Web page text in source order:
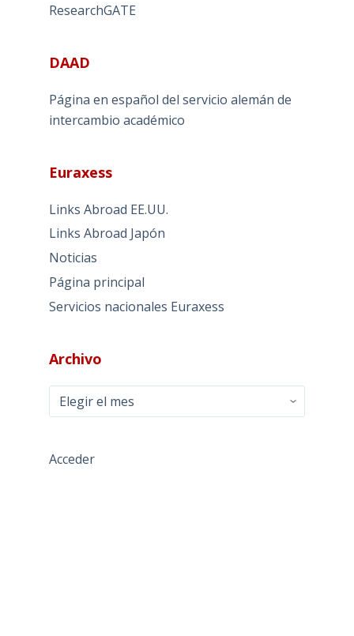
ResearchGATE
DAAD
Página en español del servicio alemán de
intercambio académico
Euraxess
Links Abroad EE.UU.
Links Abroad Japón
Noticias
Página principal
Servicios nacionales Euraxess
Archivo
Archivo
Acceder